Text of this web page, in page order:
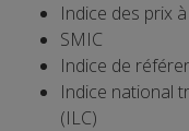
Indice des prix
SMIC
Indice de
Indice national
(ILC)